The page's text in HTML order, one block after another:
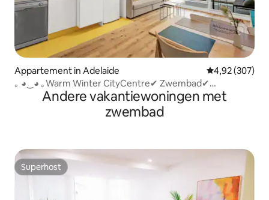
Appartement in Adelaide Gemiddelde
4,92 (307)
｡ ◕‿◕ ｡Warm Winter CityCentre✔ Zwembad✔
restaurants✔ Bars✔
Andere vakantiewoningen met
zwembad
Superhost
Superhost